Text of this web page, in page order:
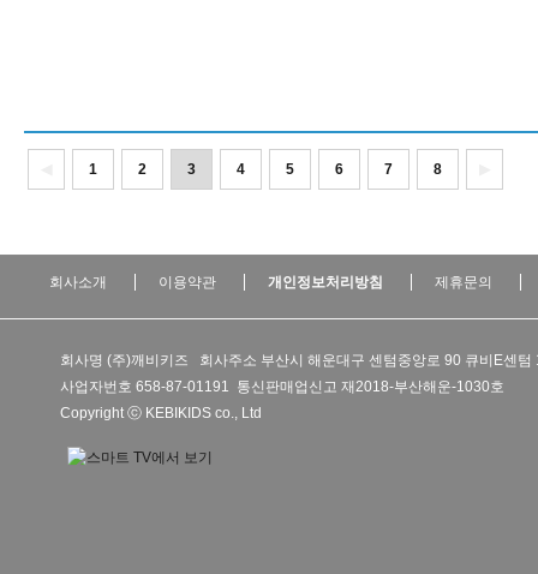
1 2 3 4 5 6 7 8
회사소개 이용약관 개인정보처리방침 제휴문의
회사명 (주)깨비키즈 회사주소 부산시 해운대구 센텀중앙로 90 큐비E센
사업자번호 658-87-01191 통신판매업신고 재2018-부산해운-1030호
Copyright ⓒ KEBIKIDS co., Ltd